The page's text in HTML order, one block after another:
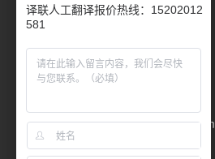
联系我们
客户服务
400电话：400-178-1661
Email：fanyi@translian.com
译联人工翻译报价热线：15202012
581